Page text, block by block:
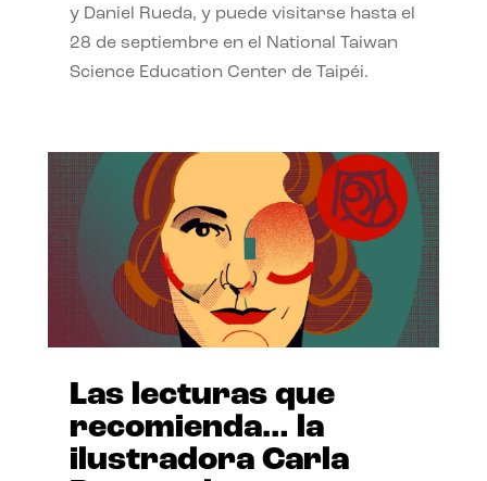
y Daniel Rueda, y puede visitarse hasta el
28 de septiembre en el National Taiwan
Science Education Center de Taipéi.
Las lecturas que
recomienda… la
ilustradora Carla